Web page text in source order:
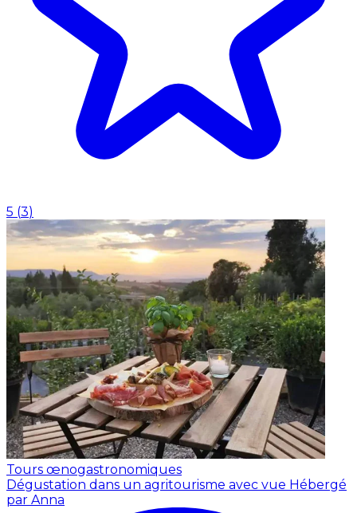
5 (3)
Tours œnogastronomiques
Dégustation dans un agritourisme avec vue Hébergé
par Anna